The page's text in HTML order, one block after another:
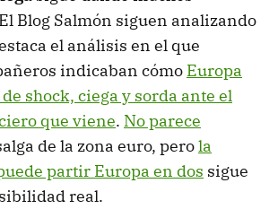
Blog Salmón siguen analizando
el análisis en el que
indicaban cómo Europa
shock, ciega y sorda ante el
que viene. No parece
de la zona euro, perola
partir Europa en dos sigue
real.